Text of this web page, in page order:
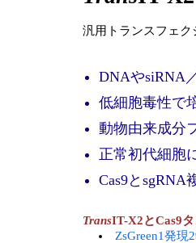
汎用トランスフェク
DNAやsiRNA
低細胞毒性で
動物由来成分
正常初代細胞
Cas9とsgRNA
TransIT-X2とCas9
ZsGreen1発現